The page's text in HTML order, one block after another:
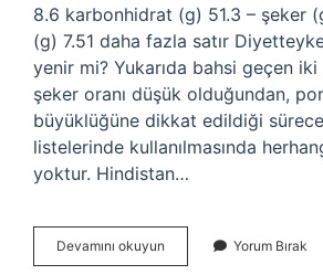
8.6 karbonhidrat (g) 51.3 – şeker
(g) 7.51 daha fazla satır
yenir mi? Yukarıda bahsi geçen
şeker oranı düşük olduğundan,
büyüklüğüne dikkat edildiği
listelerinde kullanılmasında
yoktur. Hindistan…
Devamını okuyun
Hindistan
Yorum Bırak